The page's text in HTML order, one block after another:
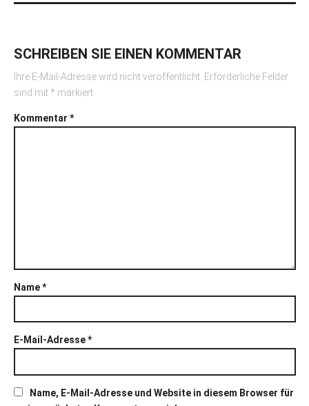
SCHREIBEN SIE EINEN KOMMENTAR
Ihre E-Mail-Adresse wird nicht veröffentlicht. Erforderliche Felder
sind mit * markiert
Kommentar *
Name*
E-Mail-Adresse*
Name, E-Mail-Adresse und Website in diesem Browser für